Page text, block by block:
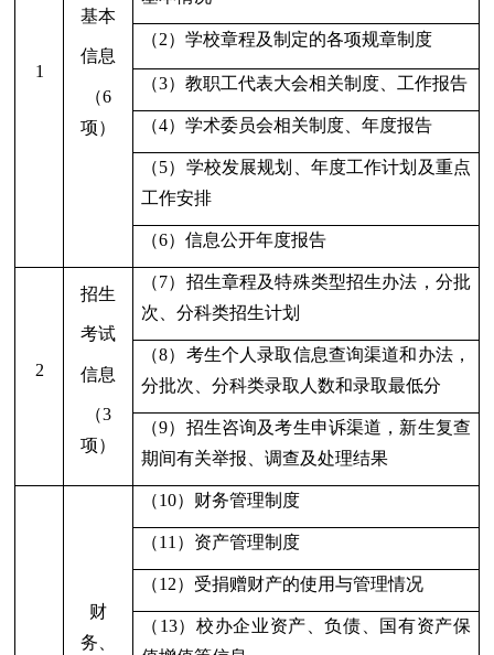
1
基本
信息
（6
项）
（2）学校章程及制定的各项规章制度
（3）教职工代表大会相关制度、工作报告
（4）学术委员会相关制度、年度报告
（5）学校发展规划、年度工作计划及重点
工作安排
（6）信息公开年度报告
2
招生
考试
信息
（3
项）
（7）招生章程及特殊类型招生办法，分批
次、分科类招生计划
（8）考生个人录取信息查询渠道和办法，
分批次、分科类录取人数和录取最低分
（9）招生咨询及考生申诉渠道，新生复查
期间有关举报、调查及处理结果
财
务、
（10）财务管理制度
（11）资产管理制度
（1 2）受捐赠财产的使用与管理情况
（ 13）校办企业资产、负债、国有资产保